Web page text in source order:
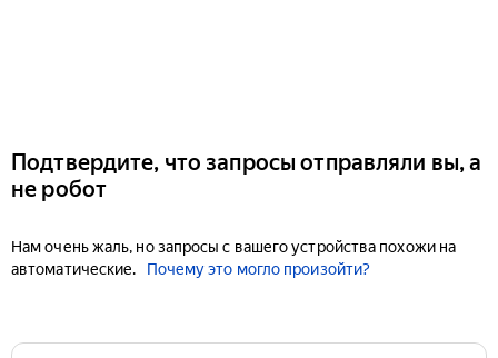
Подтвердите, что запросы отправляли вы, а
не робот
Нам очень жаль, но запросы с вашего устройства похожи на
автоматические.
Почему это могло произойти?